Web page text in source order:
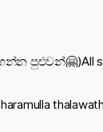
පුළුවන්🤗)All